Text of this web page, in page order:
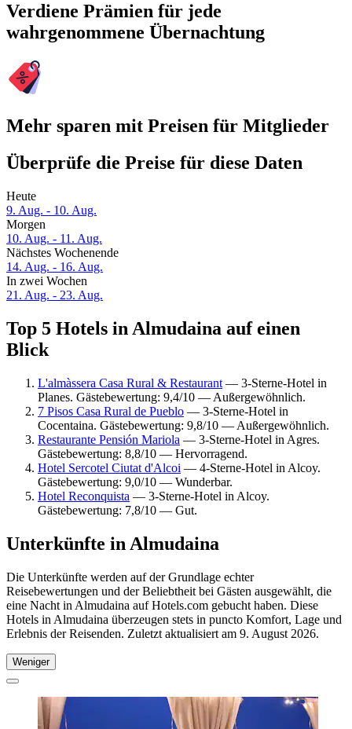
Verdiene Prämien für jede
wahrgenommene Übernachtung
Mehr sparen mit Preisen für Mitglieder
Überprüfe die Preise für diese Daten
Heute
9. Aug. - 10. Aug.
Morgen
10. Aug. - 11. Aug.
Nächstes Wochenende
14. Aug. - 16. Aug.
In zwei Wochen
21. Aug. - 23. Aug.
Top 5 Hotels in Almudaina auf einen
Blick
L'almàssera Casa Rural & Restaurant — 3-Sterne-Hotel in
Planes. Gästebewertung: 9,4/10 — Außergewöhnlich.
7 Pisos Casa Rural de Pueblo — 3-Sterne-Hotel in
Cocentaina. Gästebewertung: 9,8/10 — Außergewöhnlich.
Restaurante Pensión Mariola — 3-Sterne-Hotel in Agres.
Gästebewertung: 8,8/10 — Hervorragend.
Hotel Sercotel Ciutat d'Alcoi — 4-Sterne-Hotel in Alcoy.
Gästebewertung: 9,0/10 — Wunderbar.
Hotel Reconquista — 3-Sterne-Hotel in Alcoy.
Gästebewertung: 7,8/10 — Gut.
Unterkünfte in Almudaina
Die Unterkünfte werden auf der Grundlage echter
Reisebewertungen und der Beliebtheit bei Gästen ausgewählt, die
eine Nacht in Almudaina auf Hotels.com gebucht haben. Diese
Hotels in Almudaina überzeugen stets in puncto Komfort, Lage und
Erlebnis der Reisenden. Zuletzt aktualisiert am 9. August 2026.
Weniger